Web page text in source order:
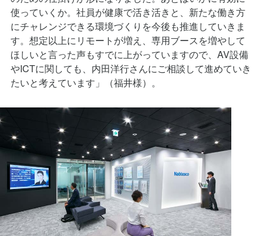
にチャレンジできる環境づくりを今後も推進していきま
す。想定以上にリモートが増え、専用ブースを増やして
ほしいと言った声もすでに上がっていますので、AV設備
やICTに関しても、内田洋行さんにご相談して進めていき
たいと考えています」（福井様）。